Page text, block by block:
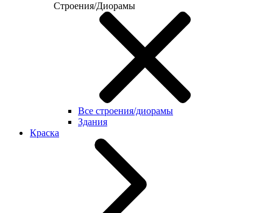
Строения/Диорамы
Все строения/диорамы
Здания
Краска